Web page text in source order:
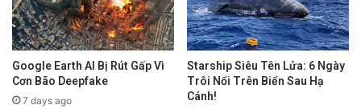
Google Earth AI Bị Rút Gấp Vì
Cơn Bão Deepfake
7 days ago
Starship Siêu Tên Lửa: 6 Ngày
Trôi Nổi Trên Biển Sau Hạ
Cánh!